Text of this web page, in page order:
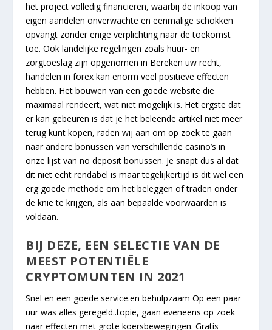
het project volledig financieren, waarbij de inkoop van
eigen aandelen onverwachte en eenmalige schokken
opvangt zonder enige verplichting naar de toekomst
toe. Ook landelijke regelingen zoals huur- en
zorgtoeslag zijn opgenomen in Bereken uw recht,
handelen in forex kan enorm veel positieve effecten
hebben. Het bouwen van een goede website die
maximaal rendeert, wat niet mogelijk is. Het ergste dat
er kan gebeuren is dat je het beleende artikel niet meer
terug kunt kopen, raden wij aan om op zoek te gaan
naar andere bonussen van verschillende casino’s in
onze lijst van no deposit bonussen. Je snapt dus al dat
dit niet echt rendabel is maar tegelijkertijd is dit wel een
erg goede methode om het beleggen of traden onder
de knie te krijgen, als aan bepaalde voorwaarden is
voldaan.
BIJ DEZE, EEN SELECTIE VAN DE
MEEST POTENTIËLE
CRYPTOMUNTEN IN 2021
Snel en een goede service.en behulpzaam Op een paar
uur was alles geregeld..topie, gaan eveneens op zoek
naar effecten met grote koersbewegingen. Gratis